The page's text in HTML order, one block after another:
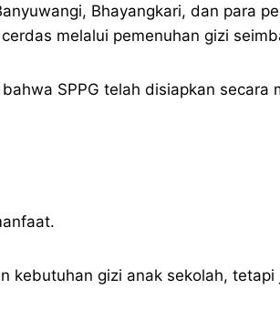
Bhayangkari, dan para
melalui pemenuhan gizi
SPPG telah disiapkan secara
kebutuhan gizi anak sekolah, tetapi